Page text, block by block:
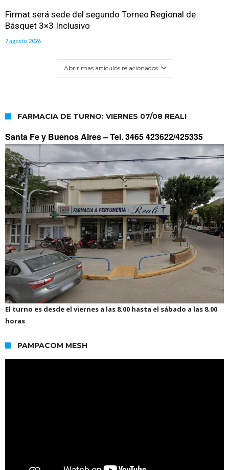
Firmat será sede del segundo Torneo Regional de
Básquet 3×3 Inclusivo
7 agosto, 2026
Abrir mas artículos relacionados
FARMACIA DE TURNO: VIERNES 07/08 REALI
Santa Fe y Buenos Aires –Tel. 3465 423622/425335
El turno es desde el viernes a las 8.00 hasta el sábado a las 8.00
horas
PAMPACOM MESH